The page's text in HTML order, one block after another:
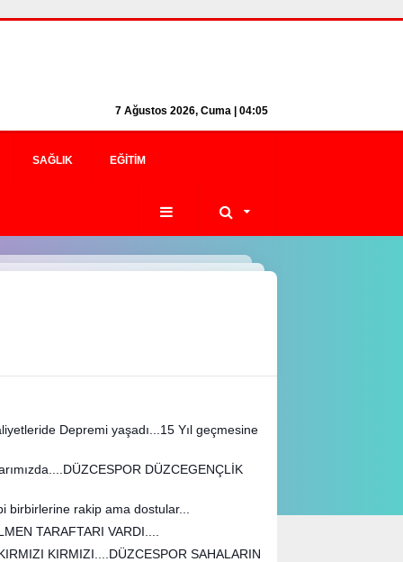
7 Ağustos 2026, Cuma | 04:05
SAĞLIK EĞITIM
Depremi yaşadı...15 Yıl geçmesine
DÜZCEGENÇLİK
rakip ama dostular...
TARAFTARI VARDI....
KIRMIZI....DÜZCESPOR SAHALARIN